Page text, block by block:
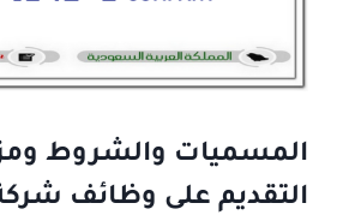
المسميات والشروط
التقديم على وظائف